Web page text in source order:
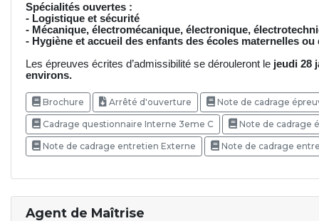
Spécialités ouvertes :
- Logistique et sécurité
- Mécanique, électromécanique, électronique,
- Hygiène et accueil des enfants des écoles maternelles
Les épreuves écrites d’admissibilité se dérouleront le jeudi 28
environs.
Brochure Arrêté d'ouverture Note de cadrage
Cadrage questionnaire Interne 3eme C Note de cadrage
Note de cadrage entretien Externe Note de cadrage
Agent de Maîtrise